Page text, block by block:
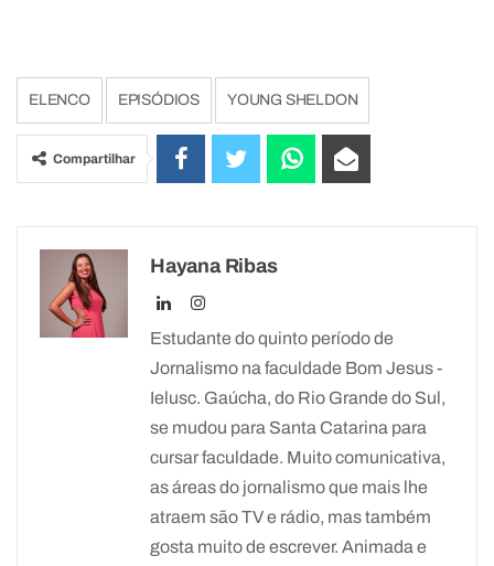
ELENCO EPISÓDIOS YOUNG SHELDON
Compartilhar
Hayana Ribas
Estudante do quinto período de
Jornalismo na faculdade Bom Jesus -
Ielusc. Gaúcha, do Rio Grande do Sul,
se mudou para Santa Catarina para
cursar faculdade. Muito comunicativa,
as áreas do jornalismo que mais lhe
atraem são TV e rádio, mas também
gosta muito de escrever. Animada e